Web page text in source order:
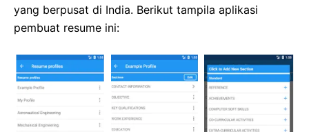
yang berpusat di India. Berikut tampila aplikasi
pembuat resume ini: